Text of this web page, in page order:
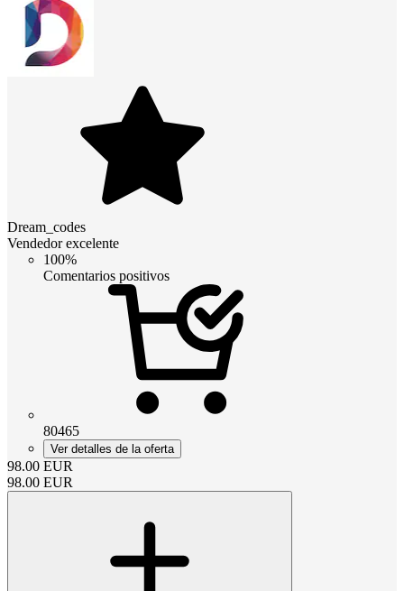
Dream_codes
Vendedor excelente
100%
Comentarios positivos
80465
Ver detalles de la oferta
98.00 EUR
98.00 EUR